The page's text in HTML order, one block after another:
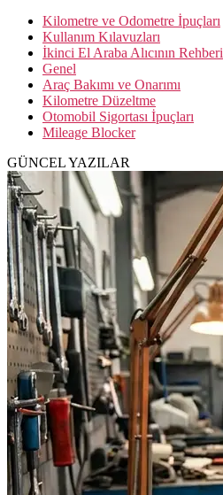
Kilometre ve Odometre İpuçları
Kullanım Kılavuzları
İkinci El Araba Alıcının Rehberi
Genel
Araç Bakımı ve Onarımı
Kilometre Düzeltme
Otomobil Sigortası İpuçları
Mileage Blocker
GÜNCEL YAZILAR